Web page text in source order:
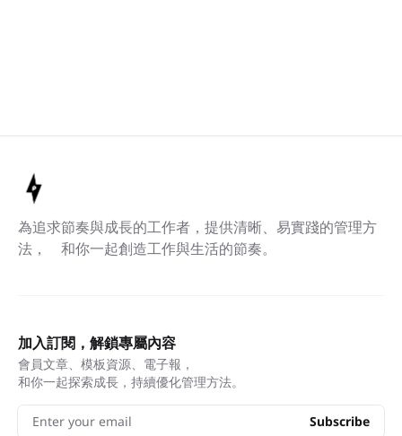
為追求節奏與成長的工作者，提供清晰、易實踐的管理方
法， 和你一起創造工作與生活的節奏。
加入訂閱，解鎖專屬內容
會員文章、模板資源、電子報，
和你一起探索成長，持續優化管理方法。
Enter your email Subscribe